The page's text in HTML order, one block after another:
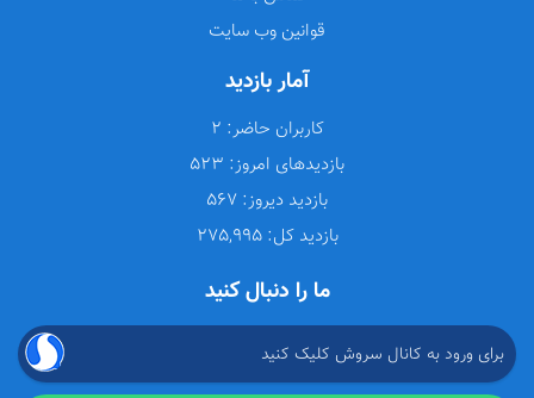
قوانین وب سایت
آمار بازدید
کاربران حاضر:
بازدیدهای امروز:
بازدید دیروز:
بازدید کل: 275,995
ما را دنبال کنید
برای ورود به کانال سروش کلیک کنید